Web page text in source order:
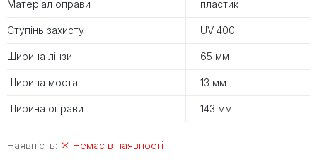
Матеріал оправи пластик
Ступінь захисту UV 400
Ширина лінзи 65 мм
Ширина моста 13 мм
Ширина оправи 143 мм
Наявність: Немає в наявності